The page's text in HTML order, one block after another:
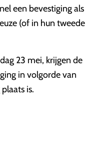
een bevestiging als
(of in hun tweede
23 mei, krijgen de
in volgorde van
is.